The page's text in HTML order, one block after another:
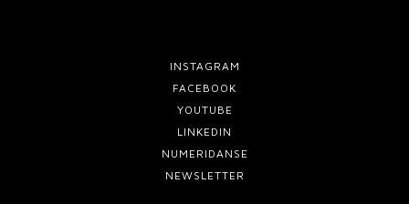
INSTAGRAM
FACEBOOK
YOUTUBE
LINKEDIN
NUMERIDANSE
NEWSLETTER